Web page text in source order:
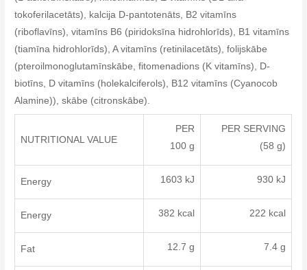
tokoferilacetāts), kalcija D-pantotenāts, B2 vitamīns
(riboflavīns), vitamīns B6 (piridoksīna hidrohlorīds), B1 vitamīns
(tiamīna hidrohlorīds), A vitamīns (retinilacetāts), folijskābe
(pteroilmonoglutamīnskābe, fitomenadions (K vitamīns), D-
biotīns, D vitamīns (holekalciferols), B12 vitamīns (Cyanocob
Alamine)), skābe (citronskābe).
NUTRITIONAL VALUE
PER
100 g
PER SERVING
(58 g)
Energy 1603 kJ 930 kJ
Energy 382 kcal 222 kcal
Fat 12.7 g 7.4 g